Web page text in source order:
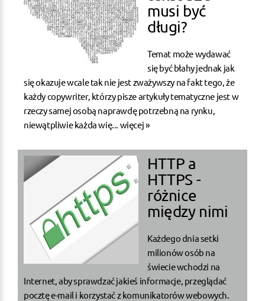
musi być
długi?
Temat może wydawać
się być błahy jednak jak
się okazuje wcale tak nie jest zważywszy na fakt tego, że
każdy copywriter, którzy pisze artykuły tematyczne jest w
rzeczy samej osobą naprawdę potrzebną na rynku,
niewątpliwie każda wię... więcej »
HTTP a
HTTPS -
różnice
między nimi
Każdego dnia setki
milionów osób na
świecie wchodzi na
Internet, aby sprawdzać jakieś informacje, przeglądać
pocztę e-mail i korzystać z komunikatorów webowych.